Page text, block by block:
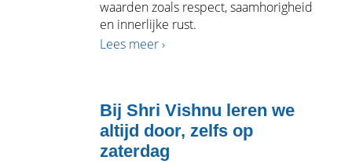
waarden zoals respect, saamhorigheid
en innerlijke rust.
Lees meer ›
Bij Shri Vishnu leren we
altijd door, zelfs op
zaterdag